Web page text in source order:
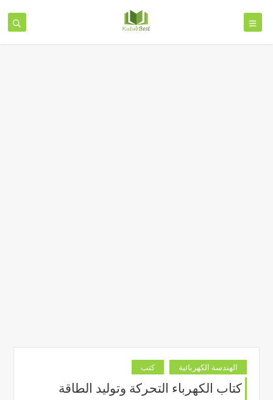
الهندسة الكهربائية كتب
كتاب الكهرباء التحركة وتوليد الطاقة